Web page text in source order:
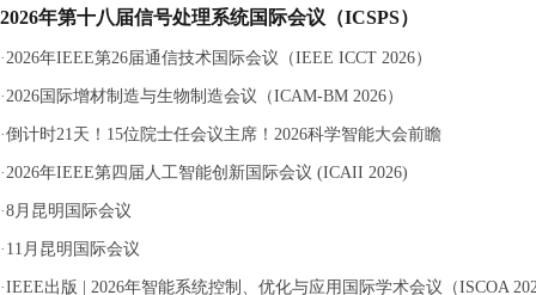
2026年第十八届信号处理系统国际会议（ICSPS）
·2026年IEEE第26届通信技术国际会议（IEEE ICCT 2026）
·2026国际增材制造与生物制造会议（ICAM-BM 2026）
·倒计时21天！15位院士任会议主席！2026科学智能大会前瞻
·2026年IEEE第四届人工智能创新国际会议 (ICAII 2026)
·8月昆明国际会议
· 11月昆明国际会议
·IEEE出版 | 2026年智能系统控制、优化与应用国际学术会议（ISCOA